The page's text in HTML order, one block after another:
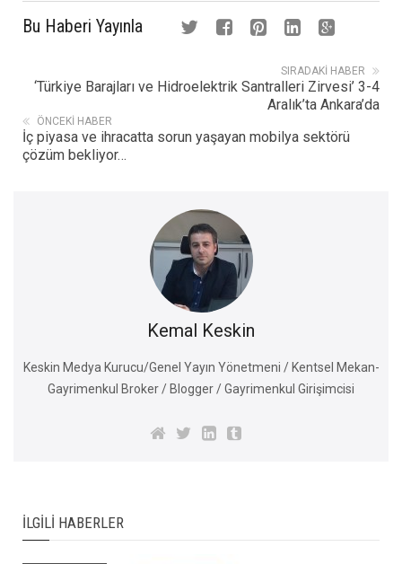
Bu Haberi Yayınla
SIRADAKI HABER
‘Türkiye Barajları ve Hidroelektrik Santralleri Zirvesi’ 3-4
Aralık’ta Ankara’da
ÖNCEKI HABER
İç piyasa ve ihracatta sorun yaşayan mobilya sektörü
çözüm bekliyor…
Kemal Keskin
Keskin Medya Kurucu/Genel Yayın Yönetmeni / Kentsel Mekan-
Gayrimenkul Broker / Blogger / Gayrimenkul Girişimcisi
İLGILI HABERLER